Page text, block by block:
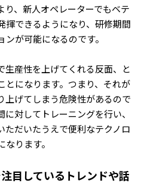
り、新人オペレーターでもベテ
揮できるようになり、研修期間
が可能になるのです。
生産性を上げてくれる反面、と
とになります。つまり、それが
上げてしまう危険性があるので
対してトレーニングを行い、
ただいたうえで便利なテクノロ
ります。
目しているトレンドや話